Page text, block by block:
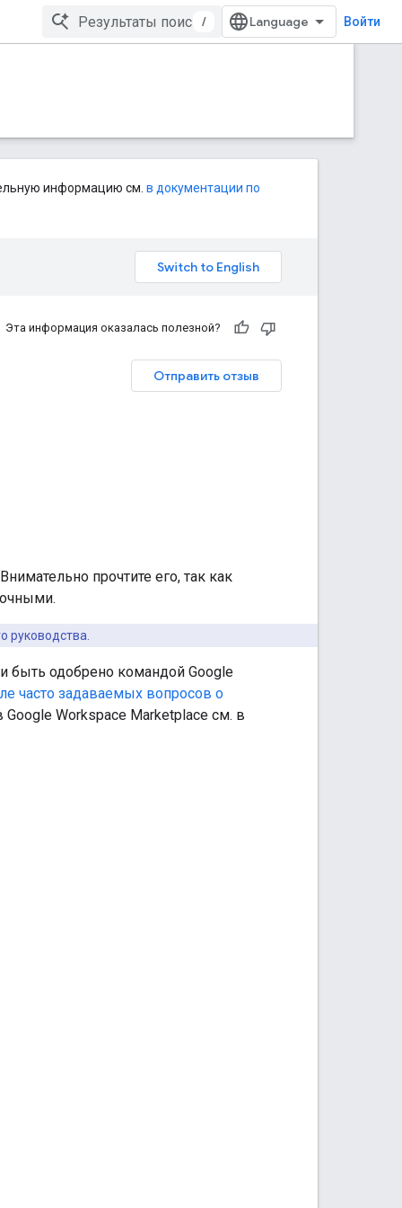
/ Войти
информацию см. в документации по
Эта информация оказалась полезной?
Отправить отзыв
прочтите его, так как
руководства.
быть одобрено командой Google
часто задаваемых вопросов о
Workspace Marketplace см. в